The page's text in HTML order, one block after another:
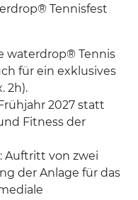
Tennisfest
waterdrop® Tennis
für ein exklusives
2h).
2027 statt
Fitness der
Auftritt von zwei
der Anlage für das